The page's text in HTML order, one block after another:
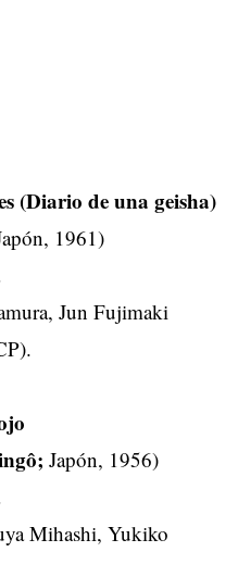
(Diario de una geisha)
1961)
Jun Fujimaki
Japón, 1956)
Mihashi, Yukiko